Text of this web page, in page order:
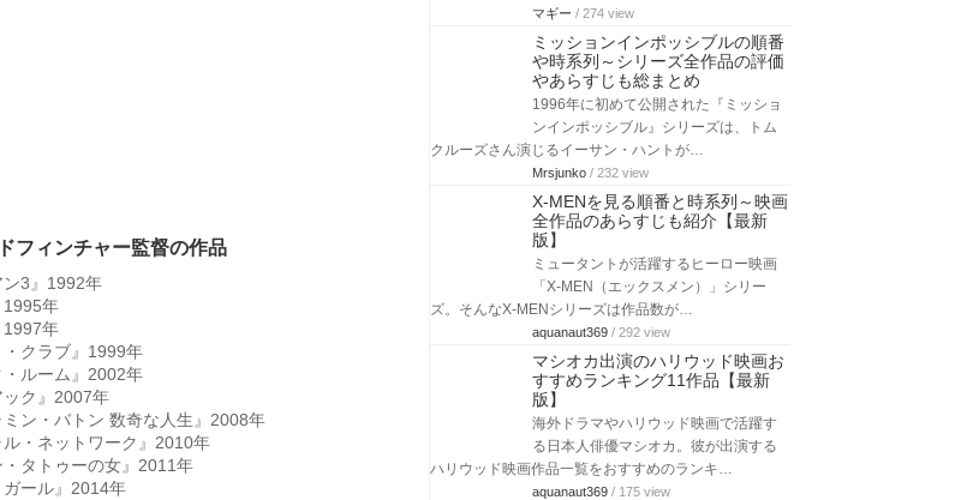
フィンチャー監督の作品
ン3』1992年
1995年
1997年
・クラブ』1999年
・ルーム』2002年
ック』2007年
ミン・バトン 数奇な人生』2008年
ル・ネットワーク』2010年
・タトゥーの女』2011年
ガール』2014年
マギー / 274 view
ミッションインポッシブルの順番
や時系列～シリーズ全作品の評価
やあらすじも総まとめ
1996年に初めて公開された『ミッショ
ンインポッシブル』シリーズは、トム
クルーズさん演じるイーサン・ハントが…
Mrsjunko / 232 view
X-MENを見る順番と時系列～映画
全作品のあらすじも紹介【最新
版】
ミュータントが活躍するヒーロー映画
「X-MEN（エックスメン）」シリー
ズ。そんなX-MENシリーズは作品数が…
aquanaut369 / 292 view
マシオカ出演のハリウッド映画お
すすめランキング11作品【最新
版】
海外ドラマやハリウッド映画で活躍す
る日本人俳優マシオカ。彼が出演する
ハリウッド映画作品一覧をおすすめのランキ…
aquanaut369 / 175 view